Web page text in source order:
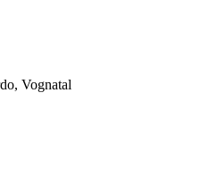
Vognatal